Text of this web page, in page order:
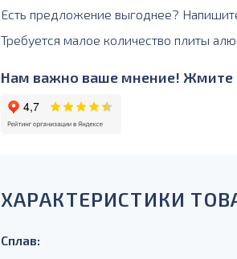
Есть предложение выгоднее?
Требуется малое количество плиты
Нам важно ваше мнение! Жмите
ХАРАКТЕРИСТИКИ
Сплав: